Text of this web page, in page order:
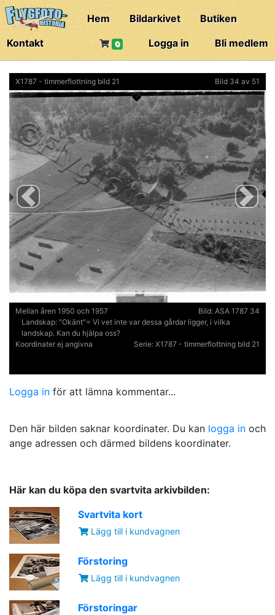
Hem Bildarkivet
Butiken
Kontakt
Bli medlem
Logga in
0
X1787 - timmerflottning bild 21 Bild 34 av 51
Previous Next
Mellan åren 1950 och 1957 Bild: ASA 1787 34
Landskap: "Okänt"= Vi vet inte var dessa gårdar ligger, i vilka
landskap. Kan du hjälpa oss?
Koordinater ej angivna
Serie: X1787 - timmerflottning bild 21
Logga in för att lämna kommentar...
Den här bilden saknar koordinater. Du kan logga in och
ange adressen och därmed bildens koordinater.
Här kan du köpa den svartvita arkivbilden:
Svartvita kort
Lägg till i kundvagnen
Förstoring
Lägg till i kundvagnen
Förstoringar